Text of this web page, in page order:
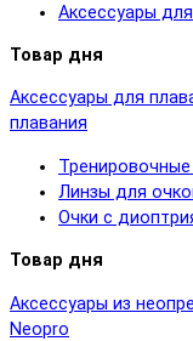
Аксессуары
Товар дня
Аксессуары для
плавания
Тренировочные
Линзы для
Очки с
Товар дня
Аксессуары из
Neopro